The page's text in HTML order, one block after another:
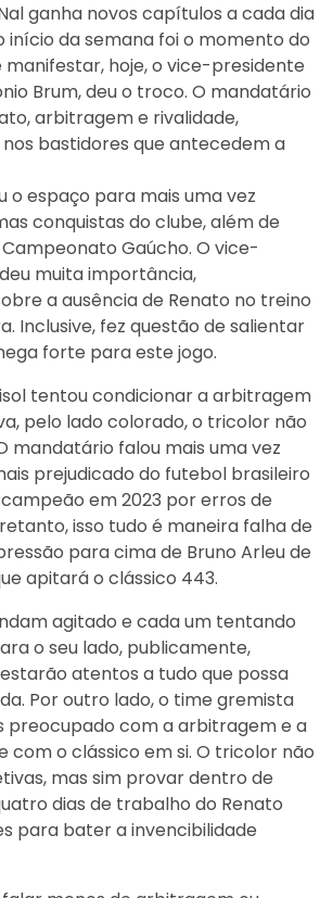
ganha novos capítulos a cada dia
início da semana foi o momento do
manifestar, hoje, o vice-presidente
Brum, deu o troco. O mandatário
arbitragem e rivalidade,
bastidores que antecedem a
o espaço para mais uma vez
conquistas do clube, além de
Gaúcho. O vice-
muita importância,
a ausência de Renato no treino
Inclusive, fez questão de salientar
forte para este jogo.
tentou condicionar a arbitragem
pelo lado colorado, o tricolor não
mandatário falou mais uma vez
prejudicado do futebol brasileiro
em 2023 por erros de
isso tudo é maneira falha de
para cima de Bruno Arleu de
apitará o clássico 443.
agitado e cada um tentando
o seu lado, publicamente,
atentos a tudo que possa
Por outro lado, o time gremista
preocupado com a arbitragem e a
com o clássico em si. O tricolor não
mas sim provar dentro de
dias de trabalho do Renato
para bater a invencibilidade